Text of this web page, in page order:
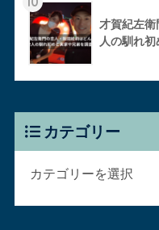
才賀紀左
人の馴れ
カテゴリー